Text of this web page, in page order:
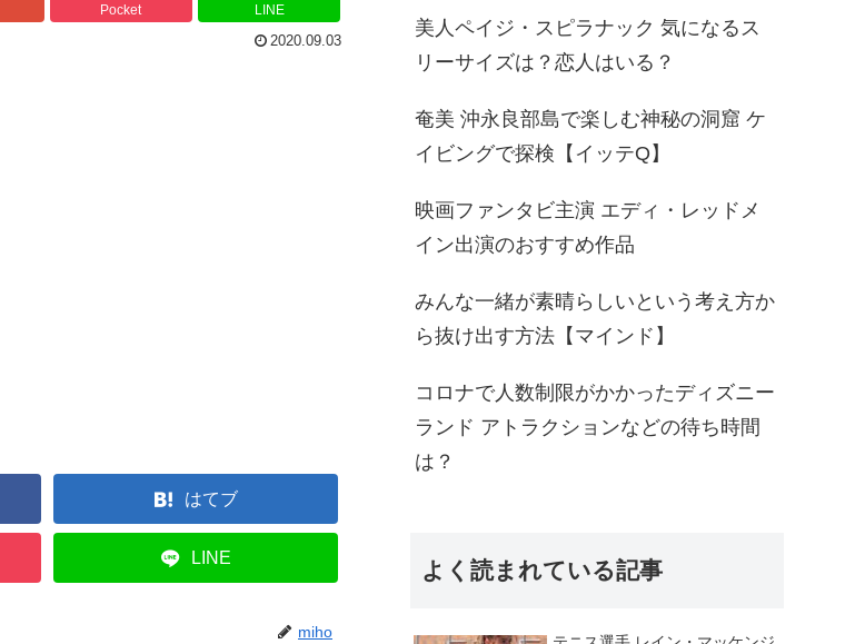
Pocket LINE
2020.09.03
はてブ
LINE
miho
美人ペイジ・スピラナック 気になるス
リーサイズは？恋人はいる？
奄美 沖永良部島で楽しむ神秘の洞窟 ケ
イビングで探検【イッテQ】
映画ファンタビ主演 エディ・レッドメ
イン出演のおすすめ作品
みんな一緒が素晴らしいという考え方か
ら抜け出す方法【マインド】
コロナで人数制限がかかったディズニー
ランド アトラクションなどの待ち時間
は？
よく読まれている記事